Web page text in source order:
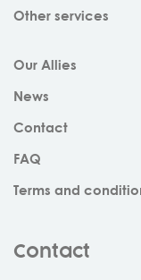
Other services
Our Allies
News
Contact
FAQ
Terms and
Contact